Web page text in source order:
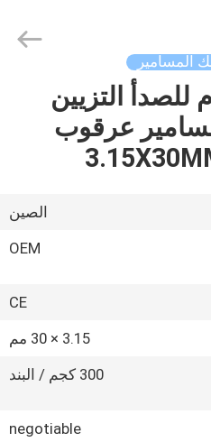
المسامير
للصدأ التزيين
عرقوب
الصين
OEM
CE
3.15 × 30 مم
300 كجم / البند
negotiable